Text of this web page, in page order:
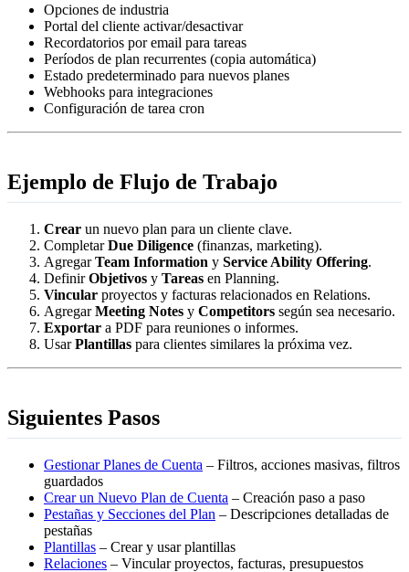
Opciones de industria
Portal del cliente activar/desactivar
Recordatorios por email para tareas
Períodos de plan recurrentes (copia automática)
Estado predeterminado para nuevos planes
Webhooks para integraciones
Configuración de tarea cron
Ejemplo de Flujo de Trabajo
Crear un nuevo plan para un cliente clave.
CompletarDue Diligence (finanzas, marketing).
AgregarTeam Information y Service Ability Offering.
DefinirObjetivos y Tareas en Planning.
Vincular proyectos y facturas relacionados en Relations.
AgregarMeeting Notes y Competitors según sea necesario.
Exportar a PDF para reuniones o informes.
UsarPlantillas para clientes similares la próxima vez.
Siguientes Pasos
Gestionar Planes de Cuenta – Filtros, acciones masivas, filtros
guardados
Crear un Nuevo Plan de Cuenta – Creación paso a paso
Pestañas y Secciones del Plan – Descripciones detalladas de
pestañas
Plantillas – Crear y usar plantillas
Relaciones – Vincular proyectos, facturas, presupuestos